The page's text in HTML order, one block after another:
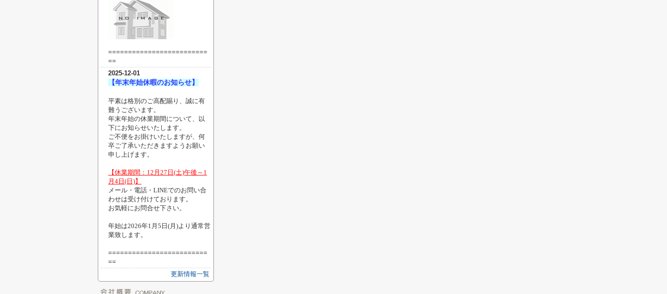
=========================
==
2025-12-01
【年末年始休暇のお知らせ】
平素は格別のご高配賜り、誠に有
難うございます。
年末年始の休業期間について、以
下にお知らせいたします。
ご不便をお掛けいたしますが、何
卒ご了承いただきますようお願い
申し上げます。
【休業期間：12月27日(土)午後～1
月4日(日)】
メール・電話・LINEでのお問い合
わせは受け付けております。
お気軽にお問合せ下さい。
年始は2026年1月5日(月)より通常営
業致します。
=========================
==
更新情報一覧